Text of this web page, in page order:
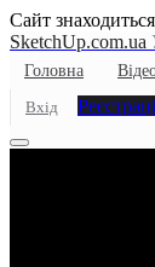
Сайт
SketchUp.com.ua
Головна
Вхід